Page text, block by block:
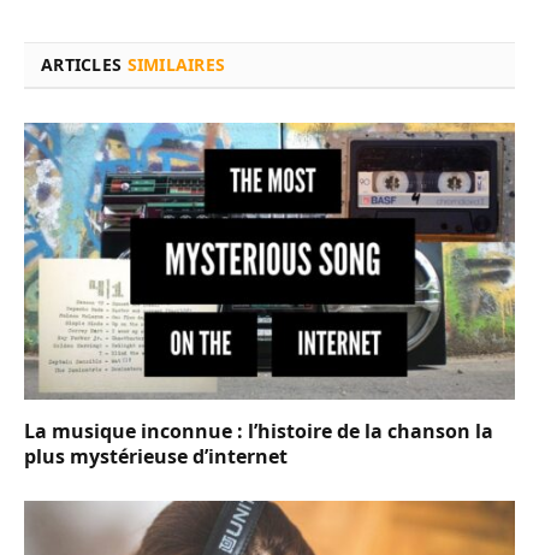
ARTICLES SIMILAIRES
La musique inconnue : l’histoire de la chanson la
plus mystérieuse d’internet